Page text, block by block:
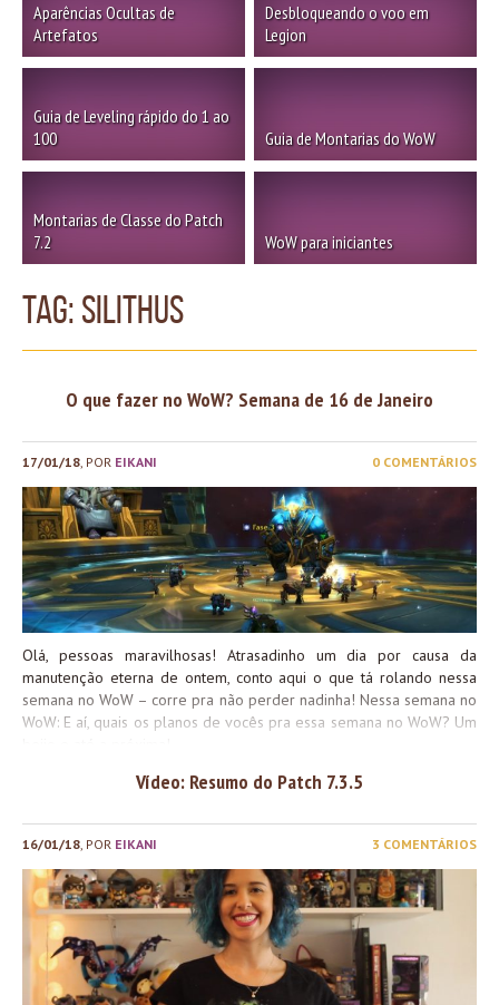
Aparências Ocultas de
Artefatos
Desbloqueando o voo em
Legion
Guia de Leveling rápido do 1 ao
100
Guia de Montarias do WoW
Montarias de Classe do Patch
7.2
WoW para iniciantes
TAG: silithus
O que fazer no WoW? Semana de 16 de Janeiro
17/01/18, POR EIKANI 0 COMENTÁRIOS
Olá, pessoas maravilhosas! Atrasadinho um dia por causa da
manutenção eterna de ontem, conto aqui o que tá rolando nessa
semana no WoW – corre pra não perder nadinha! Nessa semana no
WoW: E aí, quais os planos de vocês pra essa semana no WoW? Um
Vídeo: Resumo do Patch 7.3.5
16/01/18 , POR EIKANI 3 COMENTÁRIOS